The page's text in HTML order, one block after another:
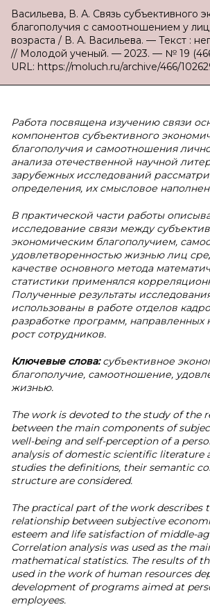
Васильева, В. А. Связь субъективного
благополучия с самоотношением у
возраста / В. А. Васильева. — Текст :
// Молодой ученый. — 2023. — № 19
URL: https://moluch.ru/archive/466/
Работа посвящена изучению связи
компонентов субъективного
благополучия и самоотношения
анализа отечественной научной
зарубежных исследований
определения, их смысловое
В практической части работы
исследование связи между
экономическим благополучием,
удовлетворенностью жизнью лиц
качестве основного метода
статистики применялся
Полученные результаты
использованы в работе отделов
разработке программ, направленных
рост сотрудников.
Ключевые слова:субъективное
благополучие, самоотношение,
жизнью.
The work is devoted to the study of the
between the main components of
well-being and self-perception of a
analysis of domestic scientific literature
studies the definitions, their semantic
structure are considered.
The practical part of the work describes
relationship between subjective
esteem and life satisfaction of middle-
Correlation analysis was used as the
mathematical statistics. The results of
used in the work of human resources
development of programs aimed at
employees.